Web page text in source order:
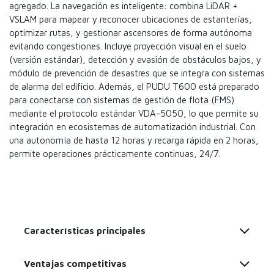
agregado. La navegación es inteligente: combina LiDAR +
VSLAM para mapear y reconocer ubicaciones de estanterías,
optimizar rutas, y gestionar ascensores de forma autónoma
evitando congestiones. Incluye proyección visual en el suelo
(versión estándar), detección y evasión de obstáculos bajos, y
módulo de prevención de desastres que se integra con sistemas
de alarma del edificio. Además, el PUDU T600 está preparado
para conectarse con sistemas de gestión de flota (FMS)
mediante el protocolo estándar VDA-5050, lo que permite su
integración en ecosistemas de automatización industrial. Con
una autonomía de hasta 12 horas y recarga rápida en 2 horas,
permite operaciones prácticamente continuas, 24/7.
Características principales
Ventajas competitivas